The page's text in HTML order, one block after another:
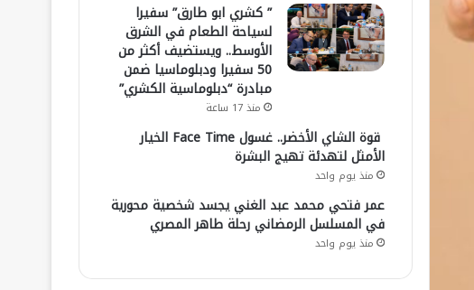
” كشري ابو طارق” سفيرا
لسياحة الطعام في الشرق
الأوسط.. ويستضيف أكثر من
50 سفيرا ودبلوماسيا ضمن
مبادرة “دبلوماسية الكشري”
منذ 17 ساعة
قوة الشاي الأخضر.. غسول Face Time الخيار
الأمثل لتهدئة تهيج البشرة
منذ يوم واحد
عمر فتحي محمد عبد الغني يجسد شخصية محورية
في المسلسل الرمضاني رحلة طاهر المصري
منذ يوم واحد